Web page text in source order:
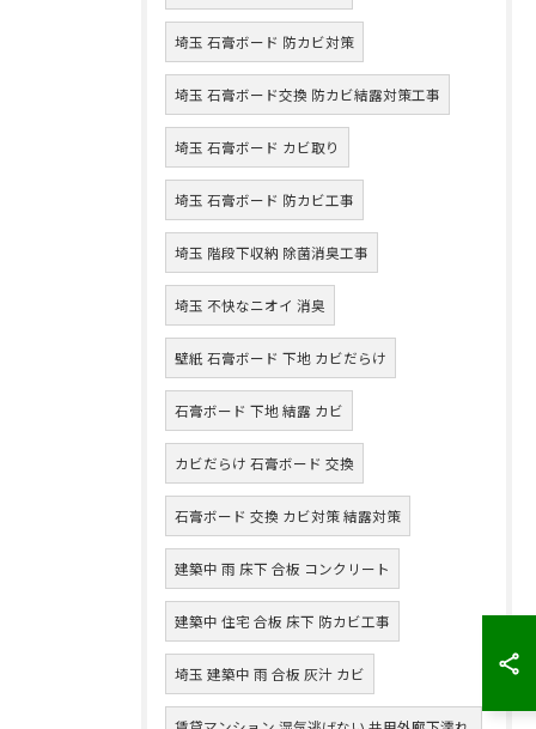
埼玉 石膏ボード 防カビ対策
埼玉 石膏ボード交換 防カビ結露対策工事
埼玉 石膏ボード カビ取り
埼玉 石膏ボード 防カビ工事
埼玉 階段下収納 除菌消臭工事
埼玉 不快なニオイ 消臭
壁紙 石膏ボード 下地 カビだらけ
石膏ボード 下地 結露 カビ
カビだらけ 石膏ボード 交換
石膏ボード 交換 カビ対策 結露対策
建築中 雨 床下 合板 コンクリート
建築中 住宅 合板 床下 防カビ工事
埼玉 建築中 雨 合板 灰汁 カビ